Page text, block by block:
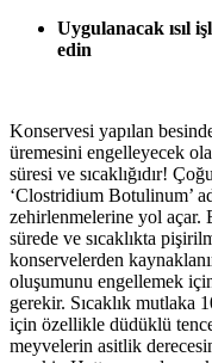
Uygulanacak ısıl
edin
Konservesi yapılan
üremesini engelleyecek
süresi ve sıcaklığıdır!
‘Clostridium Botulinum’
zehirlenmelerine yol açar.
sürede ve sıcaklıkta
konservelerden
oluşumunu engellemek
gerekir. Sıcaklık mutlaka
için özellikle düdüklü
meyvelerin asitlik